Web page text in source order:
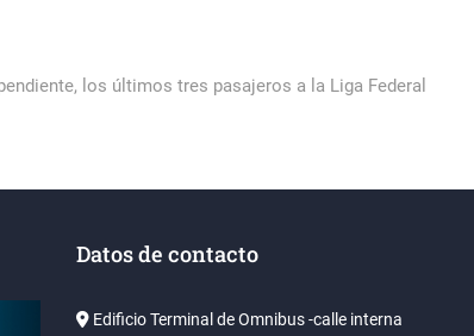
los últimos tres pasajeros a la Liga Federal
Datos de contacto
Edificio Terminal de Omnibus -calle interna